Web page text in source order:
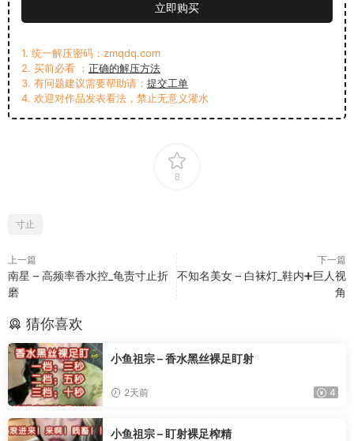
立即购买
1. 统一解压密码：zmqdq.com
2. 买前必看 ： 正确的解压方法
3. 有问题建议需要帮助请： 提交工单
4. 欢迎对作品发表看法，禁止无意义灌水
8
寸止
上一篇
南星 – 高频率香水控_龟责寸止折
磨
下一篇
不知名美女 – 白袜灯_鞋内➕巨人视
角
猜你喜欢
小鱼祖宗 – 香水黑丝裸足盯射
2天前 4
小鱼祖宗 – 盯射裸足榨精